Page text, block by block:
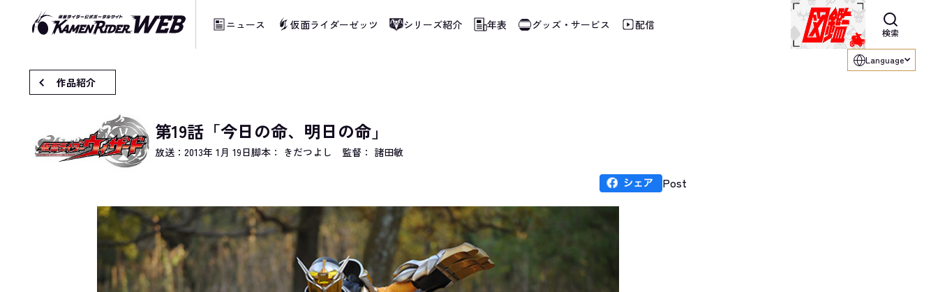
ニュース 仮面ライダーゼッツ シリーズ紹介 年表 グッズ・サービス 配信
検索
当サイトでは、機械的な自動翻訳サービスを使用しています。指定した言語に切り替わらないページは、ブラウザの翻訳機能をご利用ください。
Language
作品紹介
第19話「今日の命、明日の命」
放送： 2013年 1月 19日脚本： きだつよし 監督： 諸田敏
Post